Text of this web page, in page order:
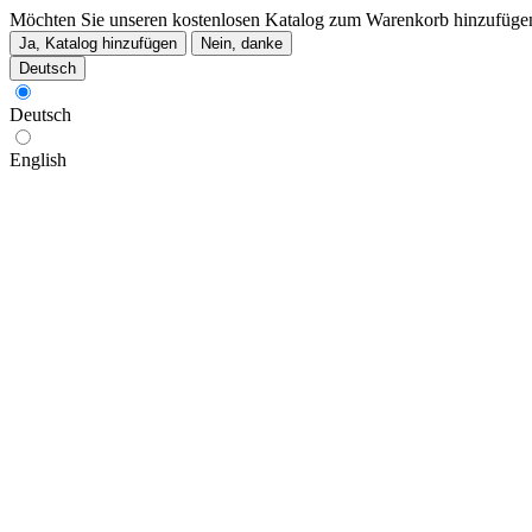
Möchten Sie unseren kostenlosen Katalog zum Warenkorb
Ja, Katalog hinzufügen
Nein, danke
Deutsch
Deutsch
English